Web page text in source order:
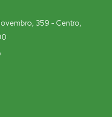
359 - Centro,